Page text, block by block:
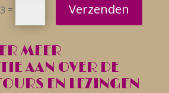
= Verzenden
MEER
AAN OVER DE
EN LEZINGEN